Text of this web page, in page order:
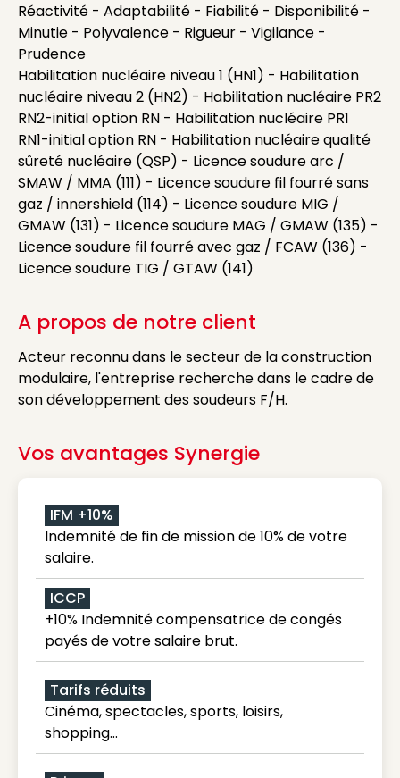
Réactivité - Adaptabilité - Fiabilité - Disponibilité -
Minutie - Polyvalence - Rigueur - Vigilance -
Prudence
Habilitation nucléaire niveau 1 (HN1) - Habilitation
nucléaire niveau 2 (HN2) - Habilitation nucléaire PR2
RN2-initial option RN - Habilitation nucléaire PR1
RN1-initial option RN - Habilitation nucléaire qualité
sûreté nucléaire (QSP) - Licence soudure arc /
SMAW / MMA (111) - Licence soudure fil fourré sans
gaz / innershield (114) - Licence soudure MIG /
GMAW (131) - Licence soudure MAG / GMAW (135) -
Licence soudure fil fourré avec gaz / FCAW (136) -
Licence soudure TIG / GTAW (141)
A propos de notre client
Acteur reconnu dans le secteur de la construction
modulaire, l'entreprise recherche dans le cadre de
son développement des soudeurs F/H.
Vos avantages Synergie
IFM +10%
Indemnité de fin de mission de 10% de votre
salaire.
ICCP
+10% Indemnité compensatrice de congés
payés de votre salaire brut.
Tarifs réduits
Cinéma, spectacles, sports, loisirs,
shopping...